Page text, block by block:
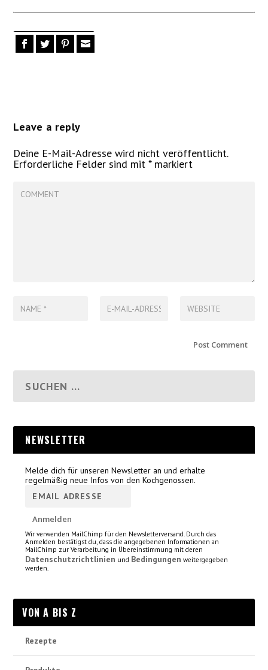
Leave a reply
Deine E-Mail-Adresse wird nicht veröffentlicht.
Erforderliche Felder sind mit*markiert
NEWSLETTER
Melde dich für unseren Newsletter an und erhalte
regelmäßig neue Infos von den Kochgenossen.
Wir verwenden MailChimp für den Newsletterversand. Durch das
Anmelden bestätigst du, dass die angegebenen Informationen an
MailChimp zur Verarbeitung in Übereinstimmung mit deren
Datenschutzrichtlinien und Bedingungen weitergegeben
werden.
VON A BIS Z
Rezepte